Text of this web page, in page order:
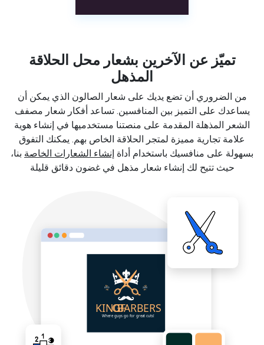
تميّز عن الآخرين بشعار محل الحلاقة
المذهل
من الضروري أن تضع يديك على شعار الصالون الذي يمكن أن
يساعدك على التميز بين المنافسين. تساعد أفكار شعار مصفف
الشعر المذهلة المقدمة على منصتنا مستخدميها في إنشاء هوية
علامة تجارية مميزة لمتجر الحلاقة الخاص بهم. يمكنك التفوق
بسهولة على منافسيك باستخدام أداة إنشاء الشعارات الخاصة بنا،
حيث تتيح لك إنشاء شعار مذهل في غضون دقائق قليلة